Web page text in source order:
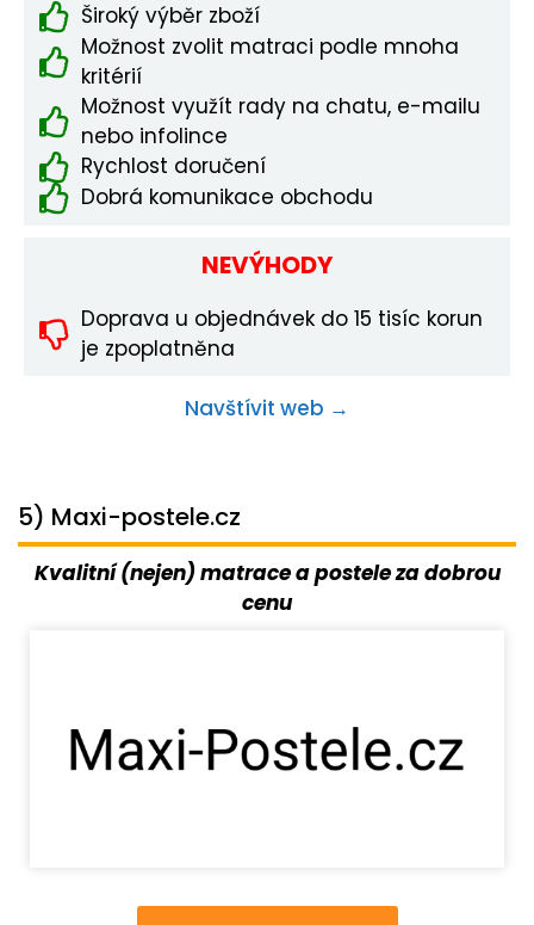
Široký výběr zboží
Možnost zvolit matraci podle mnoha
kritérií
Možnost využít rady na chatu, e-mailu
nebo infolince
Rychlost doručení
Dobrá komunikace obchodu
NEVÝHODY
Doprava u objednávek do 15 tisíc korun
je zpoplatněna
Navštívit web →
5) Maxi-postele.cz
Kvalitní (nejen) matrace a postele za dobrou
cenu